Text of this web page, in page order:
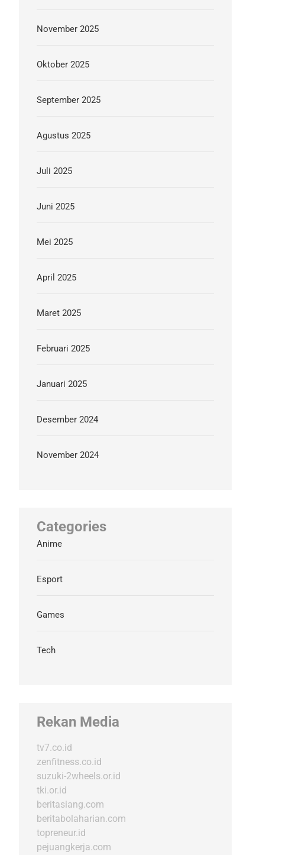
November 2025
Oktober 2025
September 2025
Agustus 2025
Juli 2025
Juni 2025
Mei 2025
April 2025
Maret 2025
Februari 2025
Januari 2025
Desember 2024
November 2024
Categories
Anime
Esport
Games
Tech
Rekan Media
tv7.co.id
zenfitness.co.id
suzuki-2wheels.or.id
tki.or.id
beritasiang.com
beritabolaharian.com
topreneur.id
pejuangkerja.com